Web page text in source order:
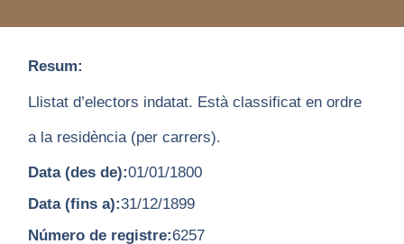
Resum:
Llistat d’electors indatat. Està classificat en ordre
a la residència (per carrers).
Data (des de):01/01/1800
Data (fins a):31/12/1899
Número de registre:6257